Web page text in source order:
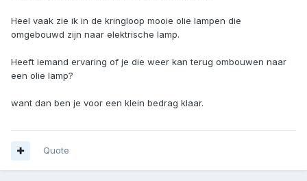
Heel vaak zie ik in de kringloop mooie olie lampen die
omgebouwd zijn naar elektrische lamp.
Heeft iemand ervaring of je die weer kan terug ombouwen naar
een olie lamp?
want dan ben je voor een klein bedrag klaar.
Quote